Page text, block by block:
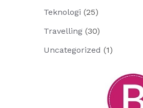
Teknologi (25)
Travelling (30)
Uncategorized (1)